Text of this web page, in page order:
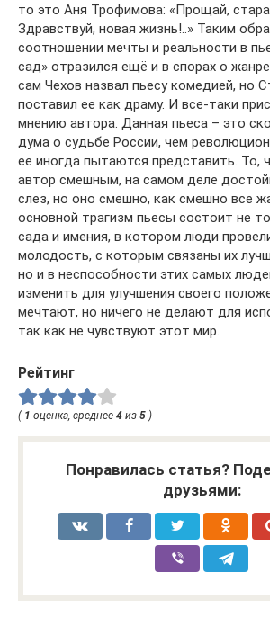
то это Аня Трофимова: «Прощай,
Здравствуй, новая жизнь!..» Таким
соотношении мечты и реальности в
сад» отразился ещё и в спорах о
сам Чехов назвал пьесу комедией, но
поставил ее как драму. И все-таки
мнению автора. Данная пьеса – это
дума о судьбе России, чем
ее иногда пытаются представить. То,
автор смешным, на самом деле
слез, но оно смешно, как смешно все
основной трагизм пьесы состоит не
сада и имения, в котором люди
молодость, с которым связаны их
но и в неспособности этих самых
изменить для улучшения своего
мечтают, но ничего не делают для
так как не чувствуют этот мир.
Рейтинг
( 1 оценка, среднее 4 из 5 )
Понравилась статья?
друзьями: